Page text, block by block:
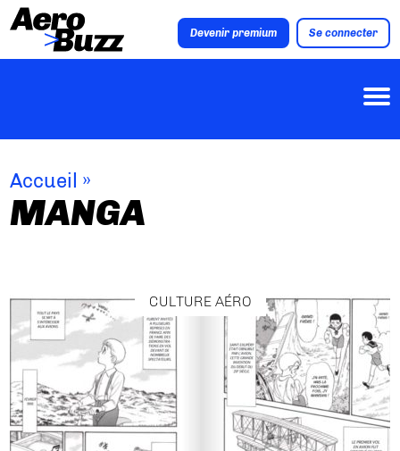
Devenir premium Se connecter
Accueil »
MANGA
CULTURE AÉRO